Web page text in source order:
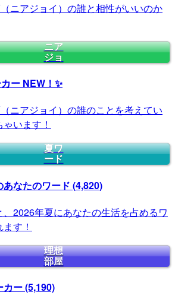
ニアジョイ）の誰と相性がいいのか
ニア
ジョ
ー NEW！✨
ニアジョイ）の誰のことを考えてい
います！
夏ワ
ード
あなたのワード (4,820)
2026年夏にあなたの生活を占めるワ
す！
理想
部屋
カー(5,190)